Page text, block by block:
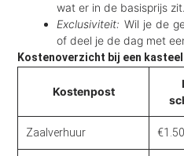
wat er in de basisprijs zit.
Exclusiviteit: Wil je de
of deel je de dag met
Kostenoverzicht bij een
Kostenpost
Zaalverhuur